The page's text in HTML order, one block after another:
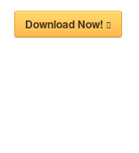
Download Now!